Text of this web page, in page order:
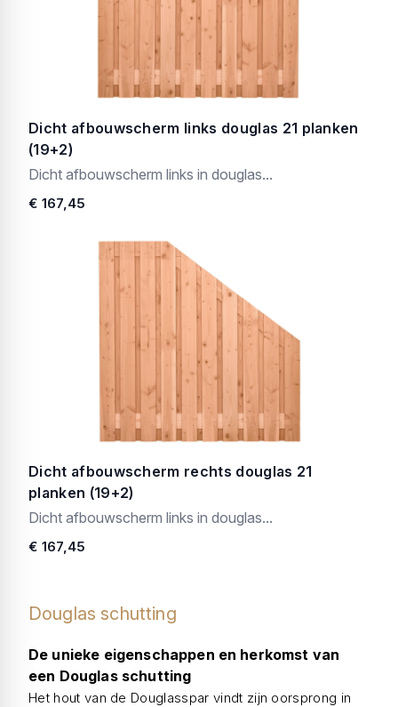
Dicht afbouwscherm links douglas 21 planken
(19+2)
Dicht afbouwscherm links in douglas...
€ 167,45
Dicht afbouwscherm rechts douglas 21
planken (19+2)
Dicht afbouwscherm links in douglas...
€ 167,45
Douglas schutting
De unieke eigenschappen en herkomst van
een Douglas schutting
Het hout van de Douglasspar vindt zijn oorsprong in